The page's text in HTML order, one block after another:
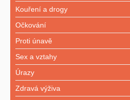
Kouření a drogy
Očkování
Proti únavě
Sex a vztahy
Úrazy
Zdravá výživa